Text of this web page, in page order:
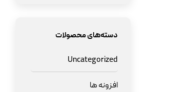
دسته‌های محصولات
Uncategorized
افزونه ها